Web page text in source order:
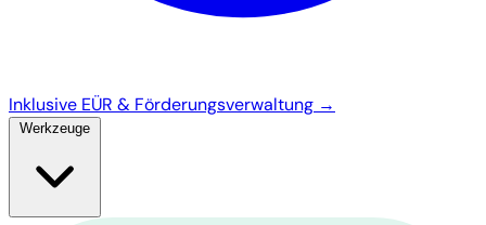
Inklusive EÜR & Förderungsverwaltung →
Werkzeuge